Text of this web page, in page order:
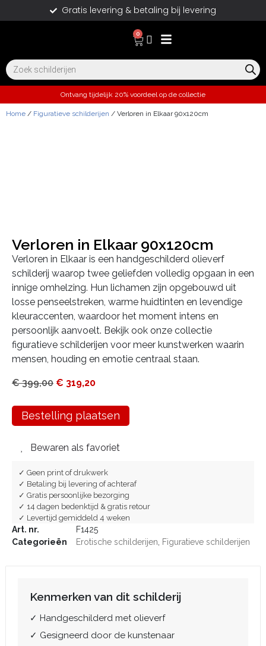
Gratis levering & betaling bij levering
0
Ontvang tijdelijk 20% voordeel op de collectie
Home / Figuratieve schilderijen / Verloren in Elkaar 90x120cm
Verloren in Elkaar 90x120cm
Verloren in Elkaar is een handgeschilderd olieverf
schilderij waarop twee geliefden volledig opgaan in een
innige omhelzing. Hun lichamen zijn opgebouwd uit
losse penseelstreken, warme huidtinten en levendige
kleuraccenten, waardoor het moment intens en
persoonlijk aanvoelt. Bekijk ook onze collectie
figuratieve schilderijen voor meer kunstwerken waarin
mensen, houding en emotie centraal staan.
€399,00 € 319,20
Bestelling plaatsen
Bewaren als favoriet
✓ Geen print of drukwerk
✓ Betaling bij levering of achteraf
✓ Gratis persoonlijke bezorging
✓ 14 dagen bedenktijd & gratis retour
✓ Levertijd gemiddeld 4 weken
Art. nr.
F1425
Categorieën
Erotische schilderijen Figuratieve schilderijen
Kenmerken van dit schilderij
✓ Handgeschilderd met olieverf
✓ Gesigneerd door de kunstenaar